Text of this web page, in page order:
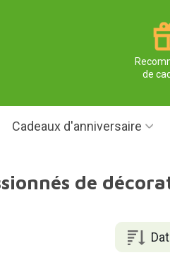
de
Cadeaux d'anniversaire
de